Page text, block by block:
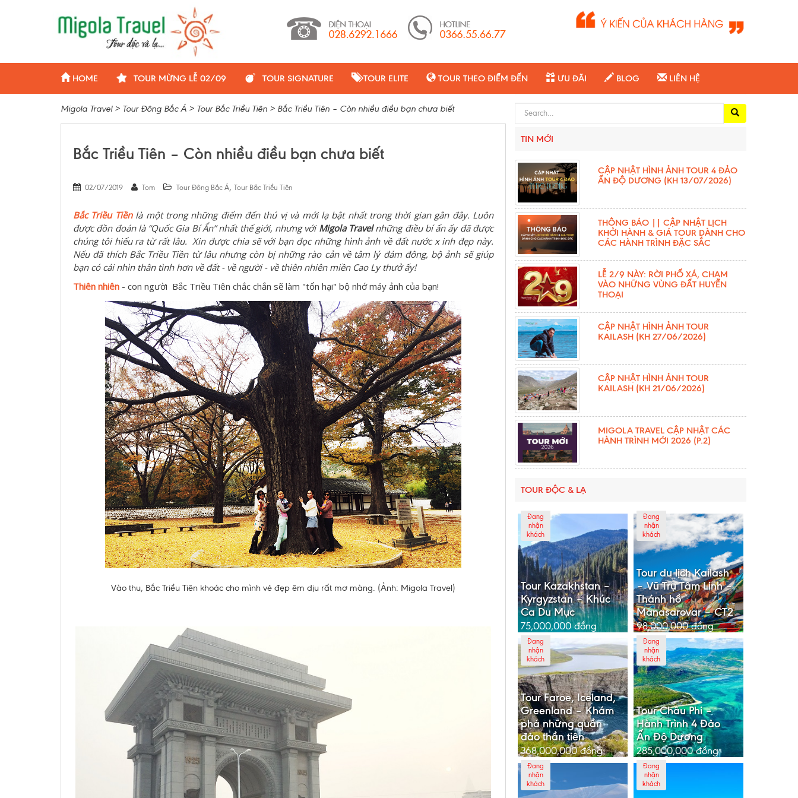
HOME TOUR MỪNG LỄ 02/09 TOUR SIGNATURE TOUR ELITE TOUR THEO ĐIỂM ĐẾN ƯU ĐÃI BLOG LIÊN HỆ
Migola Travel> Tour Đông Bắc Á > Tour Bắc Triều Tiên > Bắc Triều Tiên – Còn nhiều điều bạn chưa biết
Bắc Triều Tiên – Còn nhiều điều bạn chưa biết
02/07/2019 Tom Tour Đông Bắc Á, Tour Bắc Triều Tiên
Bắc Triều Tiềnlà một trong những điểm đến thú vị và mới lạ bật nhất trong thời gian gân đây. Luôn
được đồn đoán là “Quốc Gia Bí Ẩn” nhất thế giới, nhưng với Migola Travelnhững điều bí ẩn ấy đã được
chúng tôi hiểu ra từ rất lâu. Xin được chia sẽ với bạn đọc những hình ảnh về đất nước x inh đẹp này.
Nếu đã thích Bắc Triều Tiền từ lâu nhưng còn bị những rào cản về tâm lý đám đông, bộ ảnh sẽ giúp
bạn có cái nhìn thân tình hơn về đất - về người - về thiên nhiên miền Cao Ly thưở ấy!
Thiên nhiên - con người Bắc Triều Tiên chắc chắn sẽ làm "tổn hại" bộ nhớ máy ảnh của bạn!
Vào thu, Bắc Triều Tiên khoác cho mình vẻ đẹp êm dịu rất mơ màng. (Ảnh: Migola Travel)
Search for:
TIN MỚI
CẬP NHẬT HÌNH ẢNH TOUR 4 ĐẢO
ẤN ĐỘ DƯƠNG (KH 13/07/2026)
THÔNG BÁO || CẬP NHẬT LỊCH
KHỞI HÀNH & GIÁ TOUR DÀNH CHO
CÁC HÀNH TRÌNH ĐẶC SẮC
LỄ 2/9 NÀY: RỜI PHỐ XÁ, CHẠM
VÀO NHỮNG VÙNG ĐẤT HUYỀN
THOẠI
CẬP NHẬT HÌNH ẢNH TOUR
KAILASH (KH 27/06/2026)
CẬP NHẬT HÌNH ẢNH TOUR
KAILASH (KH 21/06/2026)
MIGOLA TRAVEL CẬP NHẬT CÁC
HÀNH TRÌNH MỚI 2026 (P.2)
TOUR ĐỘC & LẠ
Đang
nhận
khách
Tour Kazakhstan –
Kyrgyzstan – Khúc
Ca Du Mục
75,000,000đồng
Đang
nhận
khách
Tour du lịch Kailash
– Vũ Trụ Tâm Linh –
Thánh hồ
Manasarovar – CT2
98,000,000đồng
Đang
nhận
khách
Tour Faroe, Iceland,
Greenland – Khám
phá những quần
đảo thần tiên
368,000,000đồng
Đang
nhận
khách
Tour Châu Phi –
Hành Trình 4 Đảo
Ấn Độ Dương
285,000,000đồng
Đang
nhận
khách
Đang
nhận
khách